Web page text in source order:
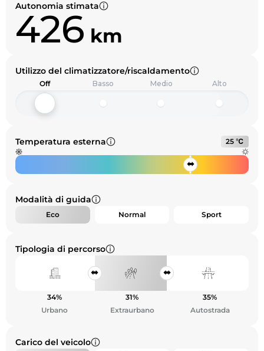
Autonomia stimata
426 km
Temperatura esterna 25 ℃
Utilizzo del climatizzatore/riscaldamento
Off Basso Medio Alto
Modalità di guida
Eco Normal Sport
Tipologia di percorso
34%
Urbano
31%
Extraurbano
35%
Autostrada
Carico del veicolo